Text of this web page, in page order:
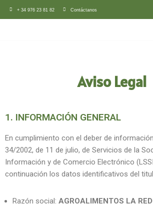
+ 34 976 23 81 82
Contáctanos
Aviso Legal
1. INFORMACIÓN GENERAL
En cumplimiento con el deber de
34/2002, de 11 de julio, de Servicios de la
Información y de Comercio Electrónico
continuación los datos identificativos del
Razón social: AGROALIMENTOS LA